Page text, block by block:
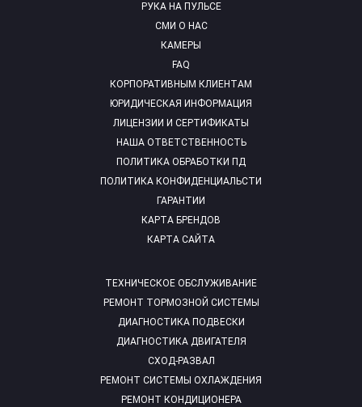
РУКА НА ПУЛЬСЕ
СМИ О НАС
КАМЕРЫ
FAQ
ТЕХНИЧЕСКОЕ ОБСЛУЖИВАНИЕ
РЕМОНТ ТОРМОЗНОЙ СИСТЕМЫ
ДИАГНОСТИКА ПОДВЕСКИ
ДИАГНОСТИКА ДВИГАТЕЛЯ
СХОД-РАЗВАЛ
РЕМОНТ СИСТЕМЫ ОХЛАЖДЕНИЯ
РЕМОНТ КОНДИЦИОНЕРА
КОРПОРАТИВНЫМ КЛИЕНТАМ
ЮРИДИЧЕСКАЯ ИНФОРМАЦИЯ
ЛИЦЕНЗИИ И СЕРТИФИКАТЫ
НАША ОТВЕТСТВЕННОСТЬ
ПОЛИТИКА ОБРАБОТКИ ПД
ПОЛИТИКА КОНФИДЕНЦИАЛЬСТИ
ГАРАНТИИ
КАРТА БРЕНДОВ
КАРТА САЙТА